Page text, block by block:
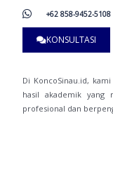
+62 858-9452-5108
KONSULTASI
Di KoncoSinau.id,
hasil akademik yang
profesional dan